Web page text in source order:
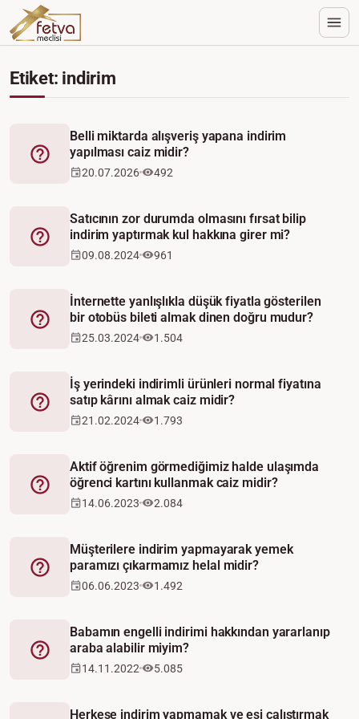
Etiket: indirim
Fetva
Belli miktarda alışveriş yapana indirim
yapılması caiz midir?
20.07.2026 492
Fetva
Satıcının zor durumda olmasını fırsat bilip
indirim yaptırmak kul hakkına girer mi?
09.08.2024 961
Fetva
İnternette yanlışlıkla düşük fiyatla gösterilen
bir otobüs bileti almak dinen doğru mudur?
25.03.2024 1.504
Fetva
İş yerindeki indirimli ürünleri normal fiyatına
satıp kârını almak caiz midir?
21.02.2024 1.793
Fetva
Aktif öğrenim görmediğimiz halde ulaşımda
öğrenci kartını kullanmak caiz midir?
14.06.2023 2.084
Fetva
Müşterilere indirim yapmayarak yemek
paramızı çıkarmamız helal midir?
06.06.2023 1.492
Fetva
Babamın engelli indirimi hakkından yararlanıp
araba alabilir miyim?
14.11.2022 5.085
Herkese indirim yapmamak ve eşi çalıştırmak